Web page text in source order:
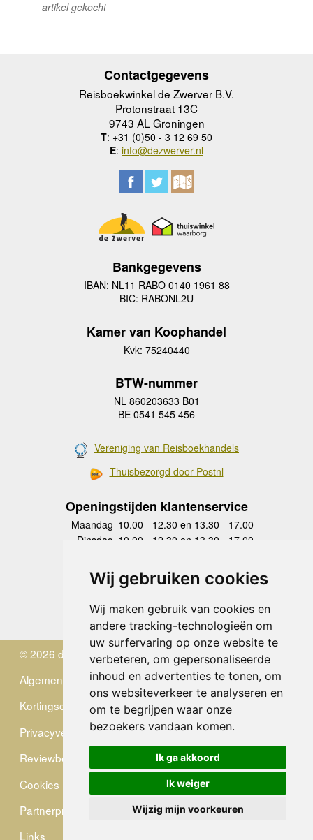
Wij gebruiken cookies
Wij maken gebruik van cookies en
andere tracking-technologieën om
uw surfervaring op onze website te
verbeteren, om gepersonaliseerde
inhoud en advertenties te tonen, om
ons websiteverkeer te analyseren en
om te begrijpen waar onze
bezoekers vandaan komen.
Ik ga akkoord
Ik weiger
Wijzig mijn voorkeuren
artikel gekocht
Contactgegevens
Reisboekwinkel de Zwerver B.V.
Protonstraat 13C
9743 AL Groningen
T: +31 (0)50 - 3 12 69 50
E: info@dezwerver.nl
Bankgegevens
IBAN: NL11 RABO 0140 1961 88
BIC: RABONL2U
Kamer van Koophandel
Kvk: 75240440
BTW-nummer
NL 860203633 B01
BE 0541 545 456
Vereniging van Reisboekhandels
Thuisbezorgd door Postnl
Openingstijden klantenservice
Maandag 10.00 - 12.30 en 13.30 - 17.00
Dinsdag 10.00 - 12.30 en 13.30 - 17.00
Donderdag
10.00 - 12.30 en 13.30 - 17.00
Vrijdag 10.00 - 12.30 en 13.30 - 17.00
Zaterdag
gesloten
Zondag gesloten
© 2026 de Zwerver
Algemene Voorwaarden
Kortingscode
Privacyverklaring
Reviewbeleid
Cookies
Partnerprogramma
Links